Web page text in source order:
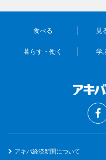
食べる 見
暮らす・働く 学
アキバ経済新聞について